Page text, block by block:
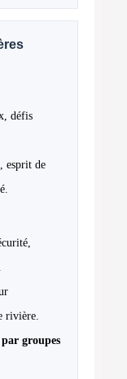
défis
esprit de
rivière.
groupes